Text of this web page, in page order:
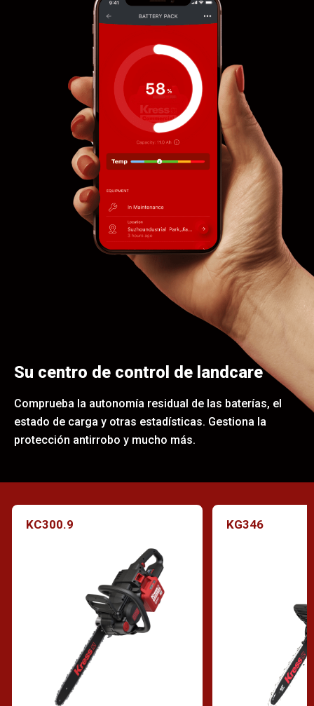
Su centro de control de landcare
Comprueba la autonomía residual de las baterías, el
estado de carga y otras estadísticas. Gestiona la
protección antirrobo y mucho más.
KC300.9 KG346